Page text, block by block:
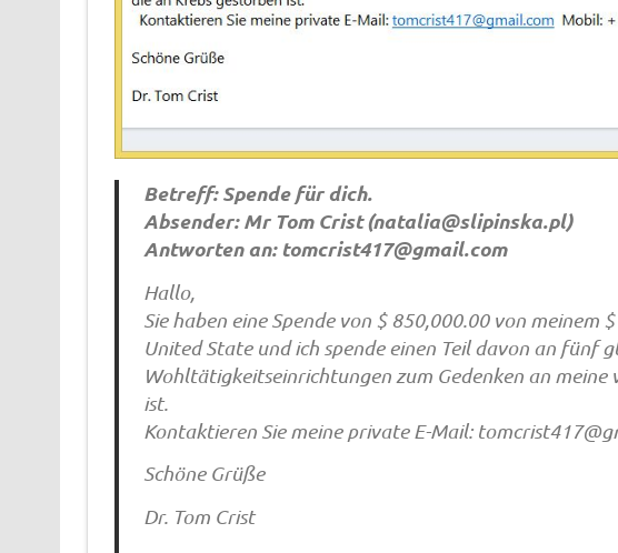
Betreff: Spende für dich.
Absender: Mr Tom Crist (natalia@slipinska.pl)
Antworten an: tomcrist417@gmail.com
Hallo,
Sie haben eine Spende von $ 850,000.00 von meinem
United State und ich spende einen Teil davon an fünf
Wohltätigkeitseinrichtungen zum Gedenken an meine
ist.
Kontaktieren Sie meine private E-Mail:
Schöne Grüße
Dr. Tom Crist